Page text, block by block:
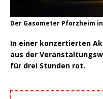
Der Gasometer Pforzheim
In einer konzertierten
aus der
für drei Stunden rot.